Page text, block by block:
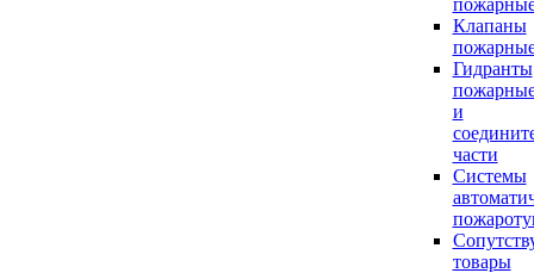
Клапаны
Гидранты
и
части
Системы
товары